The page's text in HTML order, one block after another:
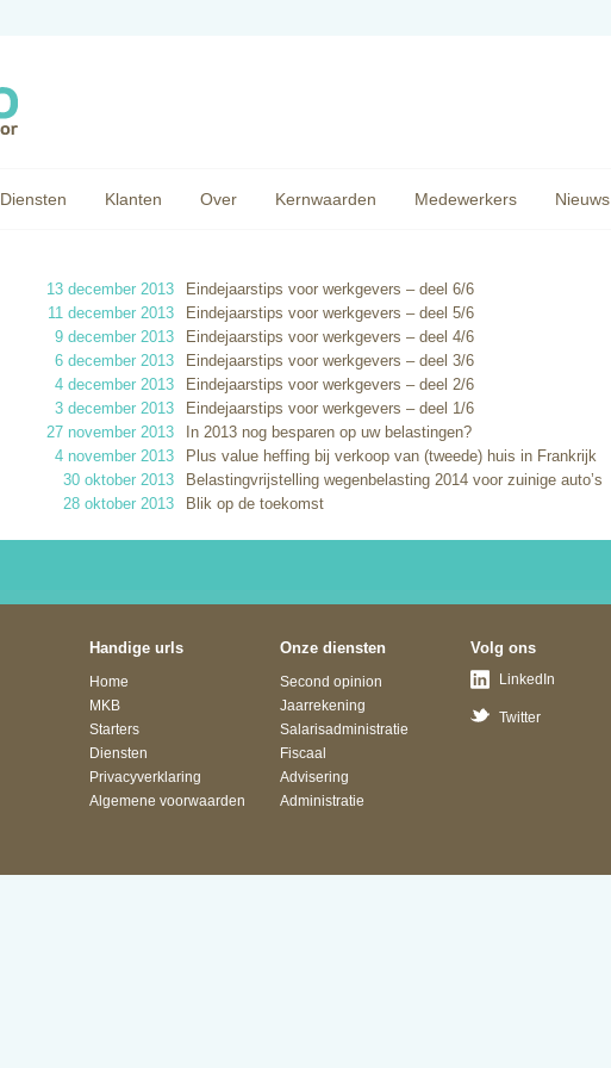
Diensten Klanten Over Kernwaarden Medewerkers Nieuws
13 december 2013
Eindejaarstips voor werkgevers – deel 6/6
11 december 2013
Eindejaarstips voor werkgevers – deel 5/6
9 december 2013
Eindejaarstips voor werkgevers – deel 4/6
6 december 2013
Eindejaarstips voor werkgevers – deel 3/6
4 december 2013
Eindejaarstips voor werkgevers – deel 2/6
3 december 2013
Eindejaarstips voor werkgevers – deel 1/6
27 november 2013
In 2013 nog besparen op uw belastingen?
4 november 2013
Plus value heffing bij verkoop van (tweede) huis in Frankrijk
30 oktober 2013
Belastingvrijstelling wegenbelasting 2014 voor zuinige auto’s
28 oktober 2013
Blik op de toekomst
Handige urls
Home
MKB
Starters
Diensten
Privacyverklaring
Algemene voorwaarden
Onze diensten
Second opinion
Jaarrekening
Salarisadministratie
Fiscaal
Advisering
Administratie
Volg ons
LinkedIn
Twitter